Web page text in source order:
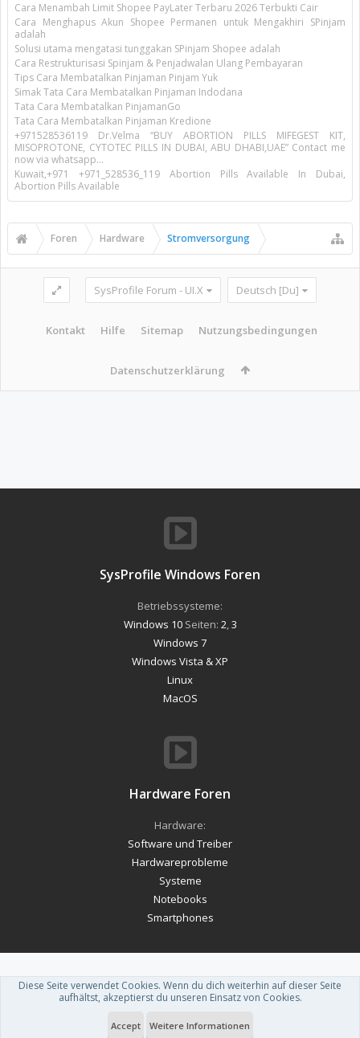
Cara Menambah Limit Shopee PayLater Terbaru 2026 Terbukti Cair
Cara Menghapus Akun Shopee Permanen untuk Mengakhiri SPinjam
adalah
Solusi utama mengatasi tunggakan SPinjam Shopee adalah
Cara Restrukturisasi Spinjam & Penjadwalan Ulang Pembayaran
Tips Cara Membatalkan Pinjaman Pinjam Yuk
Simak Tata Cara Membatalkan Pinjaman Indodana
Tata Cara Membatalkan PinjamanGo
Tata Cara Membatalkan Pinjaman Kredione
+971528536119 Dr.Velma “BUY ABORTION PILLS MIFEGEST KIT,
MISOPROTONE, CYTOTEC PILLS IN DUBAI, ABU DHABI,UAE” Contact me
now via whatsapp…
Kuwait,+971 +971_528536_119 Abortion Pills Available In Dubai,
Abortion Pills Available
Foren Hardware Stromversorgung
SysProfile Forum - UI.X Deutsch [Du]
Kontakt Hilfe Sitemap Nutzungsbedingungen
Datenschutzerklärung
SysProfile Windows Foren
Betriebssysteme:
Windows 10Seiten: 2 3
Windows 7
Windows Vista & XP
Linux
MacOS
Hardware Foren
Hardware:
Software und Treiber
Hardwareprobleme
Systeme
Notebooks
Smartphones
Forum software by XenForo™-Deutsch von xenDach
Theme designed by ThemeHouse.
Diese Seite verwendet Cookies. Wenn du dich weiterhin auf dieser Seite
aufhältst, akzeptierst du unseren Einsatz von Cookies.
Accept Weitere Informationen